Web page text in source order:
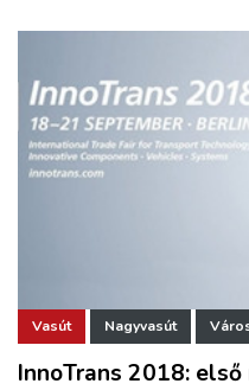
Vasút Nagyvasút
InnoTrans 2018: első